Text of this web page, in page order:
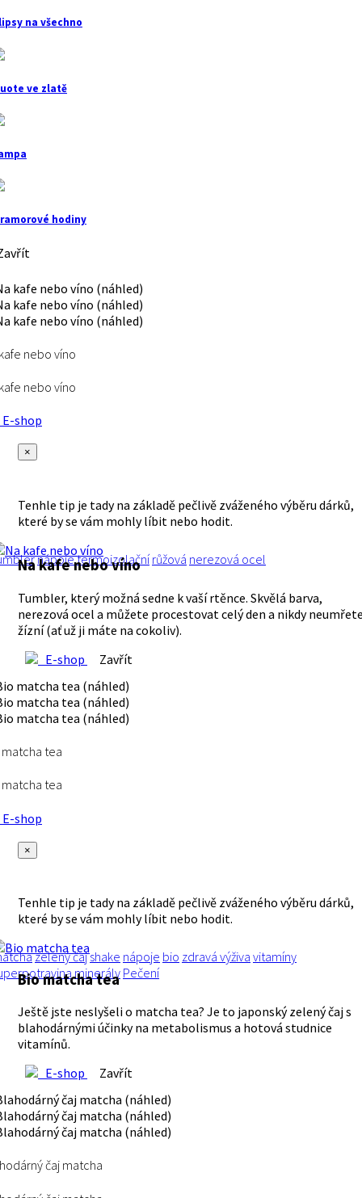
na všechno
ve zlatě
hodiny
nebo víno
nebo víno
shop
×
Tenhle tip je tady na základě pečlivě zváženého výběru dárků,
které by se vám mohly líbit nebo hodit.
nápojetermoizolační růžová nerezová ocel
Na kafe nebo víno
Tumbler, který možná sedne k vaší rtěnce. Skvělá barva,
nerezová ocel a můžete procestovat celý den a nikdy
žízní (ať už ji máte na cokoliv).
E-shop
Zavřít
tea
tea
shop
×
Tenhle tip je tady na základě pečlivě zváženého výběru dárků,
které by se vám mohly líbit nebo hodit.
zelený čaj shake nápoje bio zdravá výživa vitamíny
minerály Pečení
Bio matcha tea
Ještě jste neslyšeli o matcha tea? Je to japonský zelený čaj s
blahodárnými účinky na metabolismus a hotová studnice
vitamínů.
E-shop
Zavřít
čaj matcha